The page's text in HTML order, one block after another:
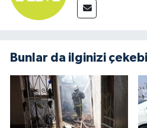
Bunlar da ilginizi